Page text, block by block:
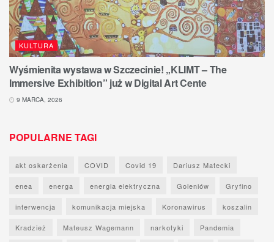
KULTURA
Wyśmienita wystawa w Szczecinie! „KLIMT – The
Immersive Exhibition” już w Digital Art Cente
9 MARCA, 2026
POPULARNE TAGI
akt oskarżenia COVID Covid 19 Dariusz Matecki
enea energa energia elektryczna Goleniów Gryfino
interwencja komunikacja miejska Koronawirus koszalin
Kradzież Mateusz Wagemann narkotyki Pandemia